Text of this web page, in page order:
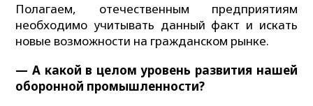
Полагаем, отечественным предприятиям
необходимо учитывать данный факт и искать
новые возможности на гражданском рынке.
— А какой в целом уровень развития нашей
оборонной промышленности?